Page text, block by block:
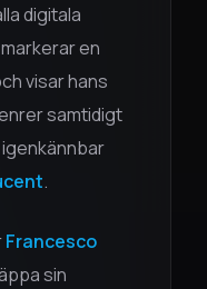
digitala
en
visar hans
samtidigt
.
Francesco
sin